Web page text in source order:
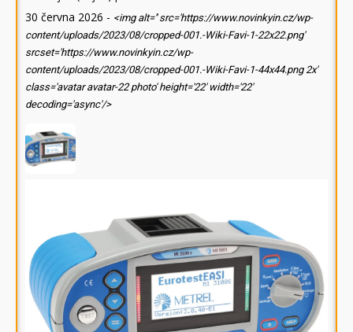
30 června 2026 - <img alt='' src='https://www.novinkyin.cz/wp-
content/uploads/2023/08/cropped-001.-Wiki-Favi-1-22x22.png'
srcset='https://www.novinkyin.cz/wp-
content/uploads/2023/08/cropped-001.-Wiki-Favi-1-44x44.png 2x'
class='avatar avatar-22 photo' height='22' width='22'
decoding='async'/>